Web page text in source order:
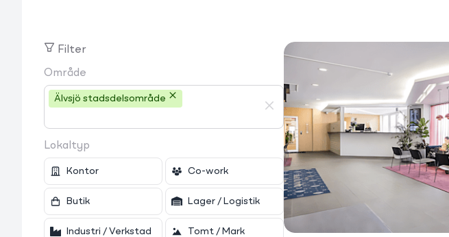
Filter
Område
Älvsjö stadsdelsområde
Lokaltyp
Kontor Co-work
Butik Lager / Logistik
Industri / Verkstad Tomt / Mark